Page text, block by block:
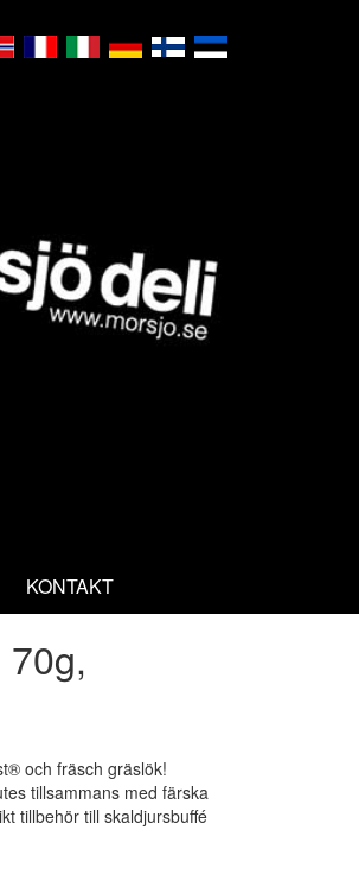
KONTAKT
och fräsch gräslök!
tillsammans med färska
tillbehör till skaldjursbuffé